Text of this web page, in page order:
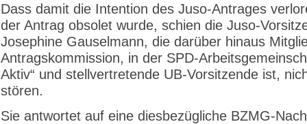
Dass damit die Intention des Juso-Antrages
der Antrag obsolet wurde, schien die Juso-
Josephine Gauselmann, die darüber hinaus
Antragskommission, in der SPD-
Aktiv“ und stellvertretende UB-Vorsitzende ist,
stören.
Sie antwortet auf eine diesbezügliche BZMG-